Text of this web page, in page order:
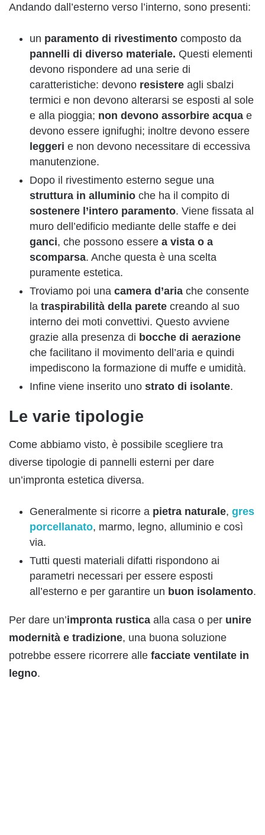
Andando dall’esterno verso l’interno, sono presenti:
un paramento di rivestimento composto da
pannelli di diverso materiale. Questi elementi
devono rispondere ad una serie di
caratteristiche: devono resistere agli sbalzi
termici e non devono alterarsi se esposti al sole
e alla pioggia; non devono assorbire acqua e
devono essere ignifughi; inoltre devono essere
leggeri e non devono necessitare di eccessiva
manutenzione.
Dopo il rivestimento esterno segue una
struttura in alluminio che ha il compito di
sostenere l’intero paramento. Viene fissata al
muro dell’edificio mediante delle staffe e dei
ganci, che possono essere a vista o a
scomparsa. Anche questa è una scelta
puramente estetica.
Troviamo poi una camera d’aria che consente
la traspirabilità della parete creando al suo
interno dei moti convettivi. Questo avviene
grazie alla presenza di bocche di aerazione
che facilitano il movimento dell’aria e quindi
impediscono la formazione di muffe e umidità.
Infine viene inserito uno strato di isolante.
Le varie tipologie
Come abbiamo visto, è possibile scegliere tra
diverse tipologie di pannelli esterni per dare
un’impronta estetica diversa.
Generalmente si ricorre a pietra naturale, gres
porcellanato, marmo, legno, alluminio e così
via.
Tutti questi materiali difatti rispondono ai
parametri necessari per essere esposti
all’esterno e per garantire un buon isolamento.
Per dare un’impronta rustica alla casa o per unire
modernità e tradizione, una buona soluzione
potrebbe essere ricorrere alle facciate ventilate in
legno.